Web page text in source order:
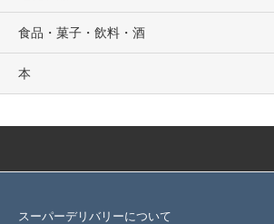
食品・菓子・飲料・酒
本
スーパーデリバリーについて